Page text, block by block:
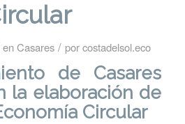
enCasares / porcostadelsol.eco
de Casares
la elaboración de
Circular